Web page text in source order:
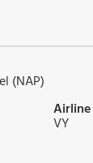
(NAP)
Airline
VY